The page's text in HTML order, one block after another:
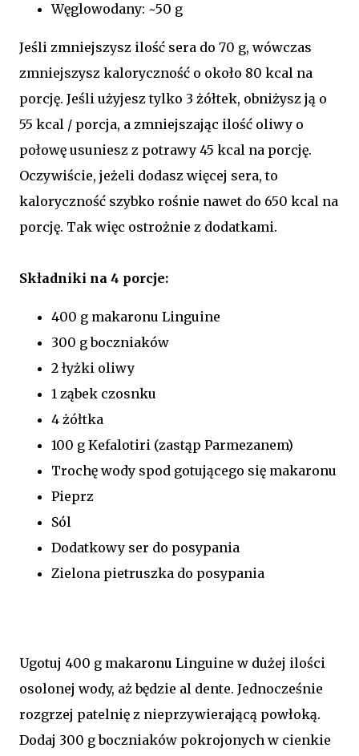
Węglowodany: ~50 g
Jeśli zmniejszysz ilość sera do 70 g, wówczas
zmniejszysz kaloryczność o około 80 kcal na
porcję. Jeśli użyjesz tylko 3 żółtek, obniżysz ją o
55 kcal / porcja, a zmniejszając ilość oliwy o
połowę usuniesz z potrawy 45 kcal na porcję.
Oczywiście, jeżeli dodasz więcej sera, to
kaloryczność szybko rośnie nawet do 650 kcal na
porcję. Tak więc ostrożnie z dodatkami.
Składniki na 4 porcje:
400 g makaronu Linguine
300 g boczniaków
2 łyżki oliwy
1 ząbek czosnku
4 żółtka
100 g Kefalotiri (zastąp Parmezanem)
Trochę wody spod gotującego się makaronu
Pieprz
Sól
Dodatkowy ser do posypania
Zielona pietruszka do posypania
Ugotuj 400 g makaronu Linguine w dużej ilości
osolonej wody, aż będzie al dente. Jednocześnie
rozgrzej patelnię z nieprzywierającą powłoką.
Dodaj 300 g boczniaków pokrojonych w cienkie